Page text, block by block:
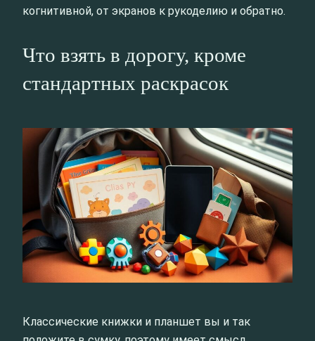
когнитивной, от экранов к рукоделию и обратно.
Что взять в дорогу, кроме
стандартных раскрасок
Классические книжки и планшет вы и так